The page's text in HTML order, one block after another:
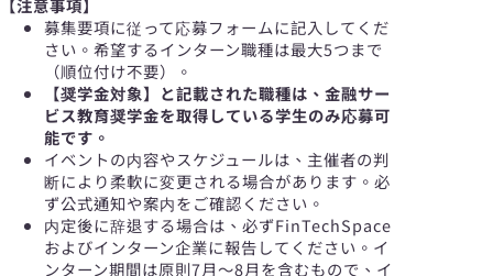
【注意事項】
募集要項に従って応募フォームに記入してくだ
さい。希望するインターン職種は最大5つまで
（順位付け不要）。
【奨学金対象】と記載された職種は、金融サー
ビス教育奨学金を取得している学生のみ応募可
能です。
イベントの内容やスケジュールは、主催者の判
断により柔軟に変更される場合があります。必
ず公式通知や案内をご確認ください。
内定後に辞退する場合は、必ずFinTechSpace
およびインターン企業に報告してください。イ
ンターン期間は原則7月〜8月を含むもので、イ